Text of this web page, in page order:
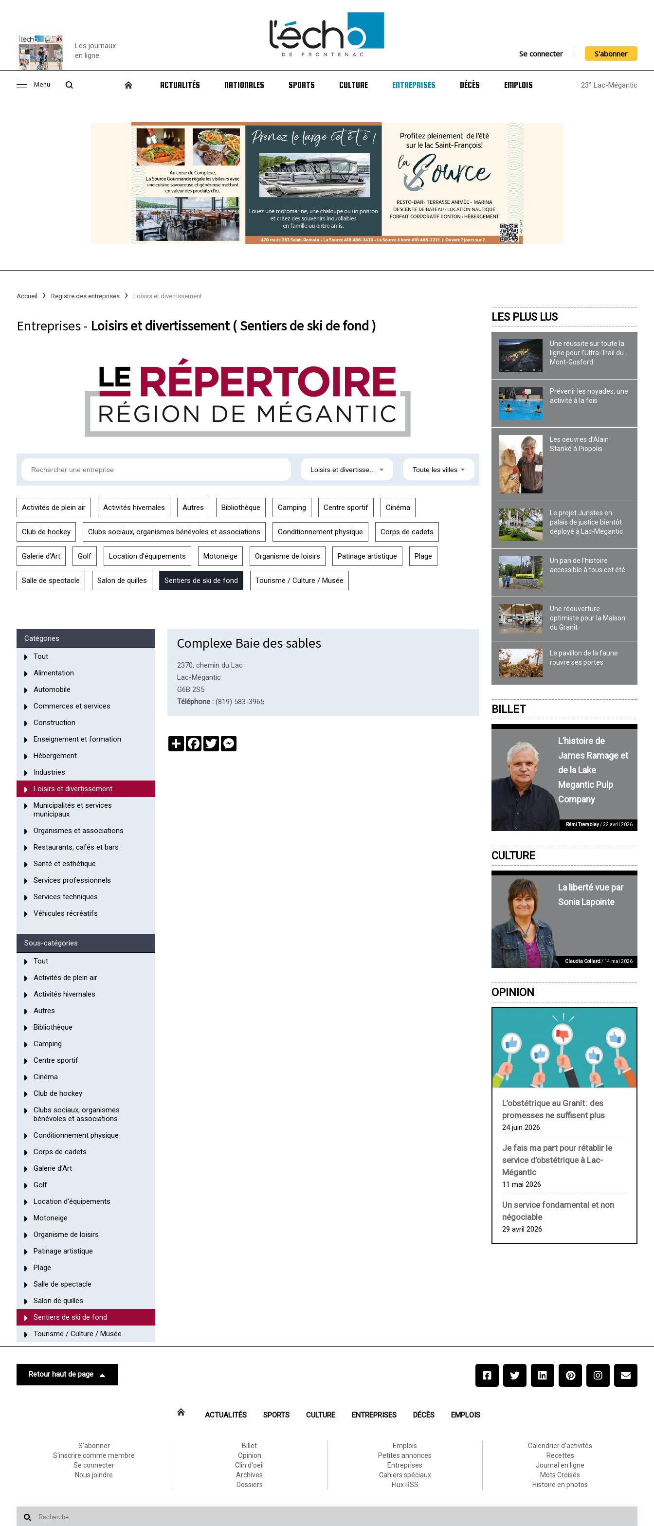
Consulter le
Les journaux
en ligne
Se connecter S'abonner
Menu ACTUALITÉS NATIONALES SPORTS CULTURE ENTREPRISES DÉCÈS EMPLOIS 23° Lac-Mégantic
Accueil Registre des entreprises Loisirs et divertissement
Entreprises - Loisirs et divertissement ( Sentiers de ski de fond )
Toute les villes
Activités de plein air Activités hivernales Autres Bibliothèque Camping Centre sportif Cinéma
Club de hockey Clubs sociaux, organismes bénévoles et associations Conditionnement physique Corps de cadets
Galerie d’Art Golf Location d'équipements Motoneige Organisme de loisirs Patinage artistique Plage
Salle de spectacle Salon de quilles Sentiers de ski de fond Tourisme / Culture / Musée
Catégories
Tout
Alimentation
Automobile
Commerces et services
Construction
Enseignement et formation
Hébergement
Industries
Loisirs et divertissement
Municipalités et services
municipaux
Organismes et associations
Restaurants, cafés et bars
Santé et esthétique
Services professionnels
Services techniques
Véhicules récréatifs
Sous-catégories
Tout
Activités de plein air
Activités hivernales
Autres
Bibliothèque
Camping
Centre sportif
Cinéma
Club de hockey
Clubs sociaux, organismes
bénévoles et associations
Conditionnement physique
Corps de cadets
Galerie d’Art
Golf
Location d'équipements
Motoneige
Organisme de loisirs
Patinage artistique
Plage
Salle de spectacle
Salon de quilles
Sentiers de ski de fond
Tourisme / Culture / Musée
Complexe Baie des sables
2370, chemin du Lac
Lac-Mégantic
G6B 2S5
Téléphone : (819) 583-3965
PartagerFacebook
Twitter
LES PLUS LUS
Une réussite sur toute la
ligne pour l’Ultra-Trail du
Mont-Gosford
Prévenir les noyades, une
activité à la fois
Les oeuvres d’Alain
Stanké à Piopolis
Le projet Juristes en
palais de justice bientôt
déployé à Lac-Mégantic
Un pan de l’histoire
accessible à tous cet été
Une réouverture
optimiste pour la Maison
du Granit
Le pavillon de la faune
rouvre ses portes
BILLET
L’histoire de
James Ramage et
de la Lake
Megantic Pulp
Company
Rémi Tremblay/ 22 avril 2026
CULTURE
La liberté vue par
Sonia Lapointe
Claudia Collard/ 14 mai 2026
OPINION
L’obstétrique au ­Granit : des
promesses ne suffisent plus
24 juin 2026
Je fais ma part pour rétablir le
service d’obstétrique à Lac-
Mégantic
11 mai 2026
Un service fondamental et non
négociable
29 avril 2026
Retour haut de page
ACTUALITÉS SPORTS CULTURE ENTREPRISES DÉCÈS EMPLOIS
S'abonner
S'inscrire comme membre
Se connecter
Nous joindre
Billet
Opinion
Clin d'oeil
Archives
Dossiers
Emplois
Petites annonces
Entreprises
Cahiers spéciaux
Flux RSS
Calendrier d'activités
Recettes
Journal en ligne
Mots Croisés
Histoire en photos